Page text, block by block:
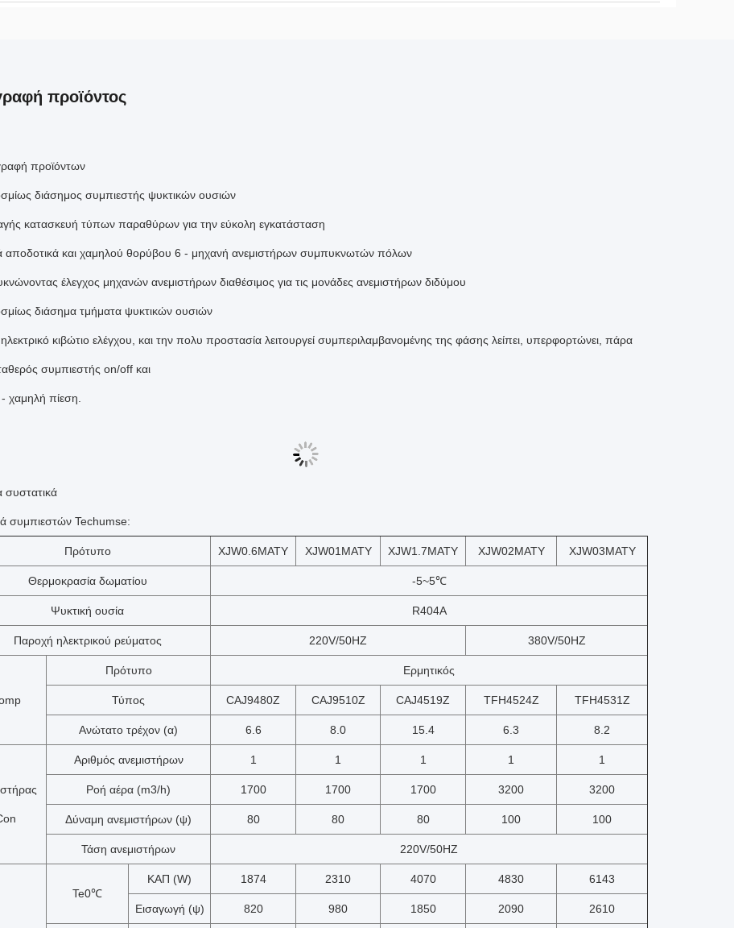
προϊόντος
προϊόντων
διάσημος συμπιεστής ψυκτικών ουσιών
κατασκευή τύπων παραθύρων για την εύκολη εγκατάσταση
και χαμηλού θορύβου 6 - μηχανή ανεμιστήρων συμπυκνωτών πόλων
έλεγχος μηχανών ανεμιστήρων διαθέσιμος για τις μονάδες ανεμιστήρων διδύμου
διάσημα τμήματα ψυκτικών ουσιών
κιβώτιο ελέγχου, και την πολυ προστασία λειτουργεί συμπεριλαμβανομένης της φάσης λείπει, υπερφορτώνει, πάρα
συμπιεστής on/off και
χαμηλή πίεση.
συστατικά
συμπιεστών Techumse:
Πρότυπο XJW0.6MATY XJW01MATY XJW1.7MATY XJW02MATY XJW03MATY
Θερμοκρασία δωματίου -5~5℃
Ψυκτική ουσία R404A
Παροχή ηλεκτρικού ρεύματος 220V/50HZ 380V/50HZ
Πρότυπο Ερμητικός
Τύπος CAJ9480Z CAJ9510Z CAJ4519Z TFH4524Z TFH4531Z
Ανώτατο τρέχον (α) 6.6 8.0 15.4 6.3 8.2
Αριθμός ανεμιστήρων 1 1 1 1 1
Ροή αέρα (m3/h) 1700 1700 1700 3200 3200
Δύναμη ανεμιστήρων (ψ) 80 80 80 100 100
Τάση ανεμιστήρων 220V/50HZ
Te0℃
ΚΑΠ (W) 1874 2310 4070 4830 6143
Εισαγωγή (ψ) 820 980 1850 2090 2610